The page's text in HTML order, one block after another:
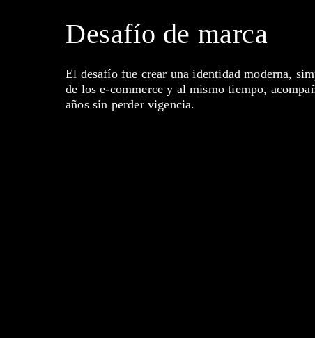
Desafío de marca
El desafío fue crear una identidad moderna,
de los e-commerce y al mismo tiempo,
años sin perder vigencia.